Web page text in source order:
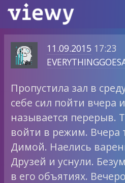
11.09.2015 17:23
Пропустила зал в
себе сил пойти вчера
называется перерыв.
войти в режим. Вчера
Димой. Наелись
Друзей и уснули.
в его объятиях.